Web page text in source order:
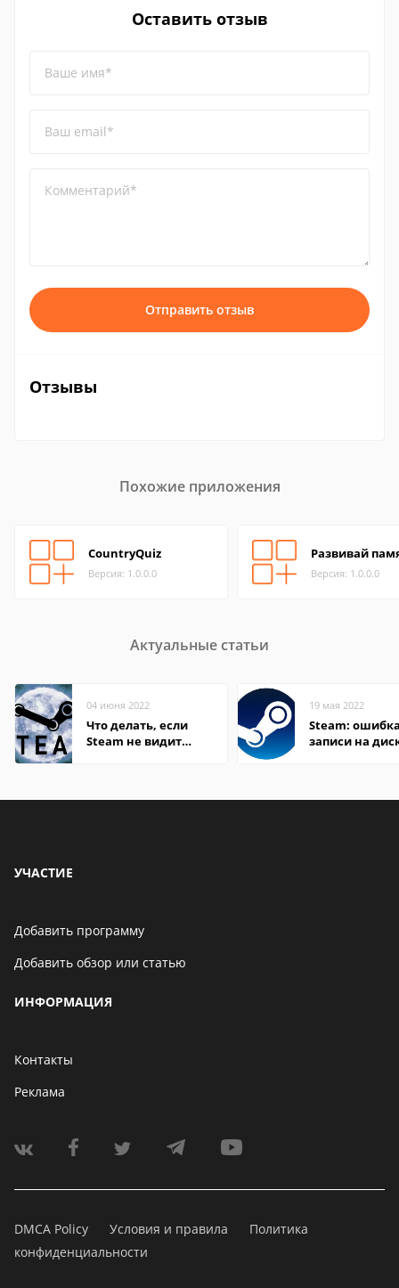
Оставить отзыв
Ваше имя*
Ваш email*
Комментарий*
Отправить отзыв
Отзывы
Похожие приложения
CountryQuiz
Версия: 1.0.0.0
Развивай
Версия: 1.0.0.0
Актуальные статьи
04 июня 2022
Что делать, если
Steam не видит
19 мая 2022
Steam:
записи на
УЧАСТИЕ
Добавить программу
Добавить обзор или статью
ИНФОРМАЦИЯ
Контакты
Реклама
DMCA Policy Условия и правила
Политика
конфиденциальности